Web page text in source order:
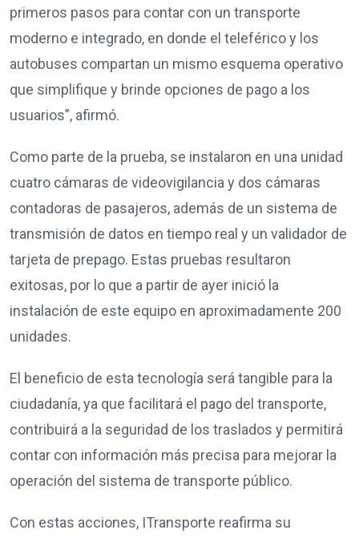
primeros pasos para contar con un transporte
moderno e integrado, en donde el teleférico y los
autobuses compartan un mismo esquema operativo
que simplifique y brinde opciones de pago a los
usuarios”, afirmó.
Como parte de la prueba, se instalaron en una unidad
cuatro cámaras de videovigilancia y dos cámaras
contadoras de pasajeros, además de un sistema de
transmisión de datos en tiempo real y un validador de
tarjeta de prepago. Estas pruebas resultaron
exitosas, por lo que a partir de ayer inició la
instalación de este equipo en aproximadamente 200
unidades.
El beneficio de esta tecnología será tangible para la
ciudadanía, ya que facilitará el pago del transporte,
contribuirá a la seguridad de los traslados y permitirá
contar con información más precisa para mejorar la
operación del sistema de transporte público.
Con estas acciones, ITransporte reafirma su